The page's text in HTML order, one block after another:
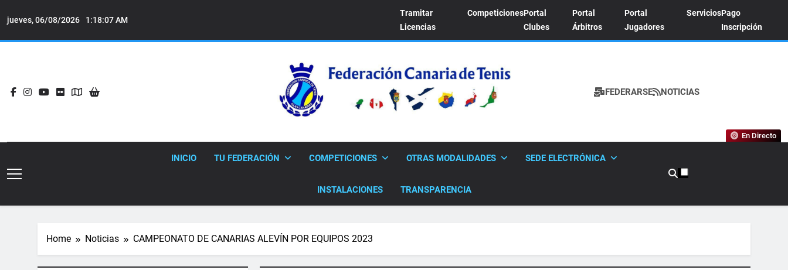
jueves, 06/08/2026 1:18:08 AM
Tramitar
Licencias
CompeticionesPortal
Clubes
Portal
Árbitros
Portal
Jugadores
ServiciosPago
Inscripción
FEDERACION CANARIA DE TENIS
FEDERARSE NOTICIAS
En Directo
INICIO TU FEDERACIÓN COMPETICIONES OTRAS MODALIDADES SEDE ELECTRÓNICA
INSTALACIONES TRANSPARENCIA
Home Noticias CAMPEONATO DE CANARIAS ALEVÍN POR EQUIPOS 2023